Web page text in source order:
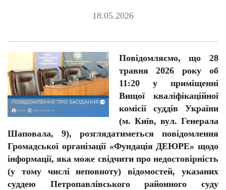
18.05.2026
Повідомляємо, що 28
травня 2026 року об
11:20 у приміщенні
Вищої кваліфікаційної
комісії суддів України
(м. Київ, вул. Генерала
Шаповала, 9), розглядатиметься повідомлення
Громадської організації «Фундація ДЕЮРЕ» щодо
інформації, яка може свідчити про недостовірність
(у тому числі неповноту) відомостей, указаних
суддею Петропавлівського районного суду